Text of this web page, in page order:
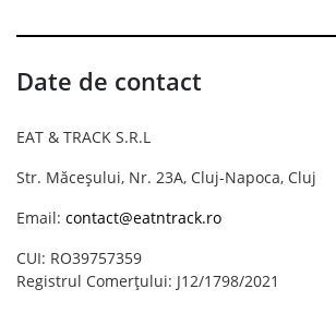
Date de contact
EAT & TRACK S.R.L
Str. Măceșului, Nr. 23A, Cluj-Napoca, Cluj
Email: contact@eatntrack.ro
CUI: RO39757359
Registrul Comerțului: J12/1798/2021